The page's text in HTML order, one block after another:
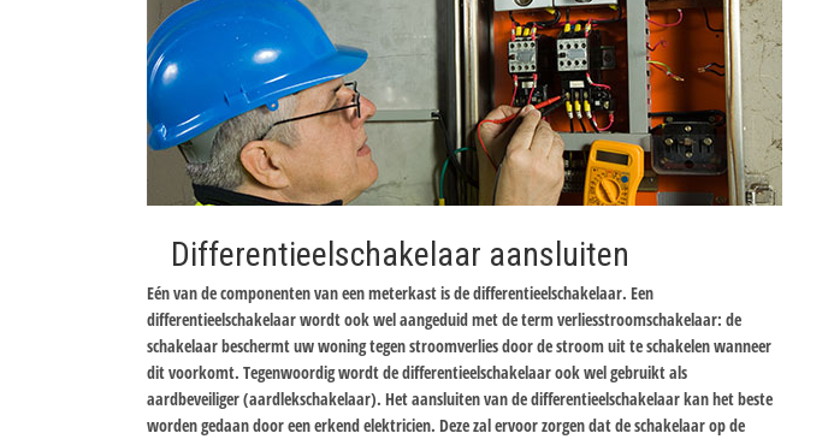
Differentieelschakelaar aansluiten
Eén van de componenten van een meterkast is de differentieelschakelaar. Een
differentieelschakelaar wordt ook wel aangeduid met de term verliesstroomschakelaar: de
schakelaar beschermt uw woning tegen stroomverlies door de stroom uit te schakelen wanneer
dit voorkomt. Tegenwoordig wordt de differentieelschakelaar ook wel gebruikt als
aardbeveiliger (aardlekschakelaar). Het aansluiten van de differentieelschakelaar kan het beste
worden gedaan door een erkend elektricien. Deze zal ervoor zorgen dat de schakelaar op de